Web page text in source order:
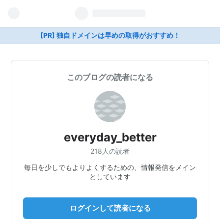
[PR] 独自ドメインは早めの取得がおすすめ！
このブログの読者になる
everyday_better
218人の読者
毎日を少しでもよりよくするための、情報発信をメイン
としています
ログインして読者になる